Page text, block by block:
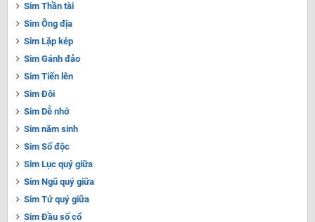
Sim Thần tài
Sim Ông địa
Sim Lặp kép
Sim Gánh đảo
Sim Tiến lên
Sim Đôi
Sim Dễ nhớ
Sim năm sinh
Sim Số độc
Sim Lục quý giữa
Sim Ngũ quý giữa
Sim Tứ quý giữa
Sim Đầu số cổ